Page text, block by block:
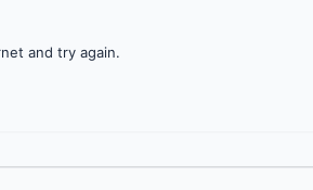
and try again.